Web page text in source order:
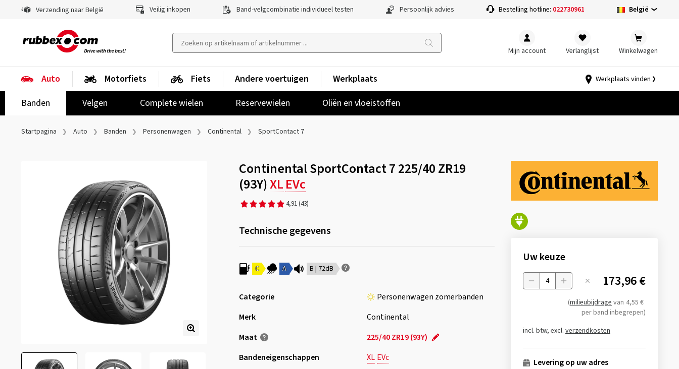
Verzending naar België Veilig inkopen Band-velgcombinatie individueel testen Persoonlijk advies Bestelling hotline: 022730961 België
Mijn account Verlanglijst Winkelwagen
Auto
Banden
Velgen Complete wielen Reservewielen Oliën en vloeistoffen
Motorfiets Fiets Andere voertuigen Werkplaats Werkplaats vinden
Startpagina Auto Banden Personenwagen Continental SportContact 7
Continental SportContact 7 225/40 ZR19
(93Y)XLEVc
4,91 (43)
Technische gegevens
C A B | 72dB
Categorie
Personenwagen zomerbanden
Merk
Continental
Maat
225/40 ZR19 (93Y)
Bandeneigenschappen
XL EVc
Uw keuze
Menge 173,96 €
(milieubijdragevan 4,55 €
per band inbegrepen)
incl. btw, excl. verzendkosten
Levering op uw adres